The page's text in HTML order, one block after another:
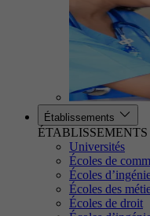
Établissements
ÉTABLISSEMENTS
Universités
Écoles de
Écoles
Écoles des
Écoles de droit